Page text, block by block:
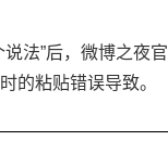
法”后，微博之夜
的粘贴错误导致。